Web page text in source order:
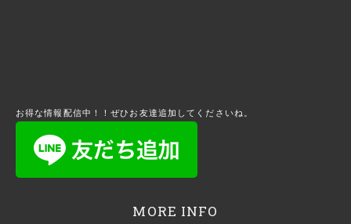
お得な情報配信中！！ぜひお友達追加してくださいね。
MORE INFO